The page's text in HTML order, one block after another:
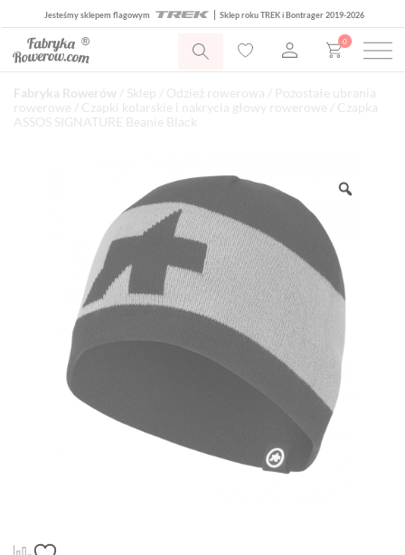
Jesteśmy sklepem flagowym Sklep roku TREK i Bontrager 2019-2026
0
Fabryka Rowerów Sklep Odzież rowerowa
Pozostałe ubrania
rowerowe
Czapki kolarskie i nakrycia głowy rowerowe / Czapka
ASSOS SIGNATURE Beanie Black